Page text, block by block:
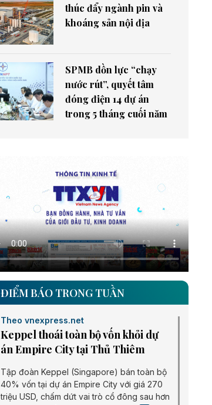
thúc đẩy ngành pin và
khoáng sản nội địa
SPMB dồn lực “chạy
nước rút”, quyết tâm
đóng điện 14 dự án
trong 5 tháng cuối năm
ĐIỂM BÁO TRONG TUẦN
Theo vnexpress.net
Keppel thoái toàn bộ vốn khỏi dự
án Empire City tại Thủ Thiêm
Tập đoàn Keppel (Singapore) bán toàn bộ
40% vốn tại dự án Empire City với giá 270
triệu USD, chấm dứt vai trò cổ đông sau hơn